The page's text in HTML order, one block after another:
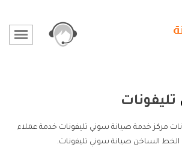
تليفونات
مركز خدمة صيانة سوني تليفونات خدمة عملاء
الخط الساخن صيانة سوني تليفونات.